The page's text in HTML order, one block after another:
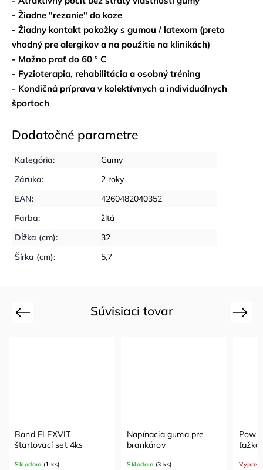
- Žiadne "rezanie" do koze
- Žiadny kontakt pokožky s gumou / latexom (preto
vhodný pre alergikov a na použitie na klinikách)
- Možno prať do 60 ° C
- Fyzioterapia, rehabilitácia a osobný tréning
- Kondičná príprava v kolektívnych a individuálnych
športoch
Dodatočné parametre
Kategória:
Gumy
Záruka:
2 roky
EAN:
4260482040352
Farba:
žltá
Dĺžka (cm):
32
Šírka (cm): 5,7
Súvisiaci tovar
Previous
Band FLEXVIT
štartovací set 4ks
Skladom (1 ks)
Napínacia guma pre
brankárov
Skladom (3 ks)
Power
ťažká
Next